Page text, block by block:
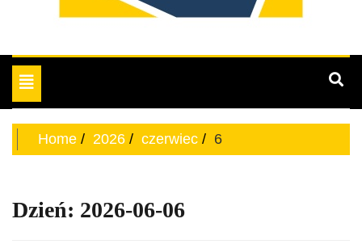
Prawdziwa kobieta –
aktywnych kobiet
Toggle
navigation
Home 2026 czerwiec 6
Dzień: 2026-06-06